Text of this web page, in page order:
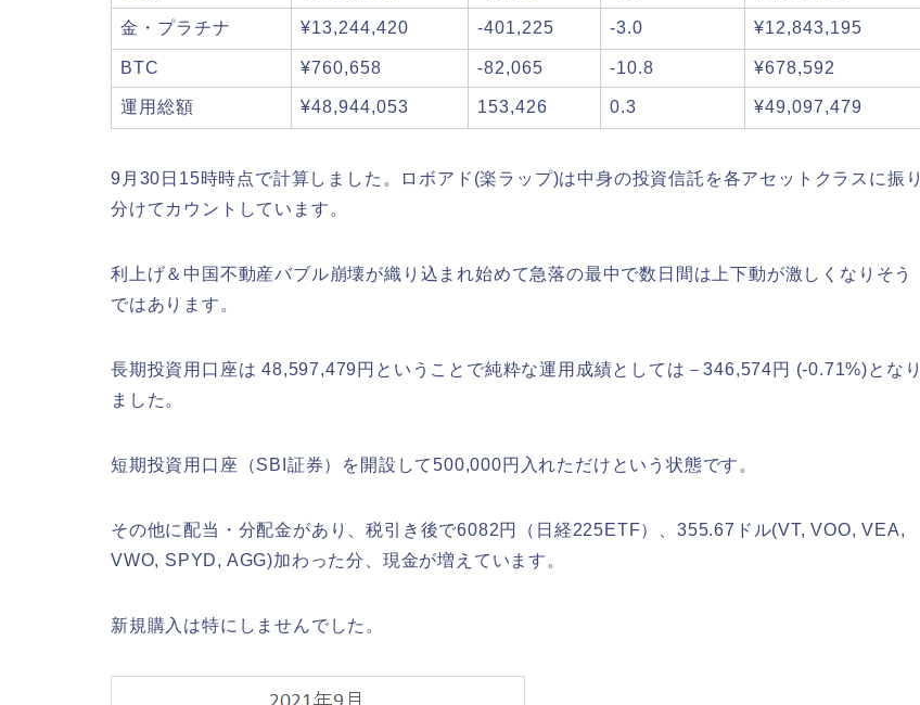
金・プラチナ ¥13,244,420 -401,225 -3.0 ¥12,843,195
BTC ¥760,658 -82,065 -10.8 ¥678,592
運用総額 ¥48,944,053 153,426 0.3 ¥49,097,479
9月30日15時時点で計算しました。ロボアド(楽ラップ)は中身の投資信託を各アセットクラスに振り
分けてカウントしています。
利上げ＆中国不動産バブル崩壊が織り込まれ始めて急落の最中で数日間は上下動が激しくなりそう
ではあります。
長期投資用口座は 48,597,479円ということで純粋な運用成績としては－346,574円 (-0.71%)となり
ました。
短期投資用口座（SBI証券）を開設して500,000円入れただけという状態です。
その他に配当・分配金があり、税引き後で6082円（日経225ETF）、355.67ドル(VT, VOO, VEA,
VWO, SPYD, AGG)加わった分、現金が増えています。
新規購入は特にしませんでした。